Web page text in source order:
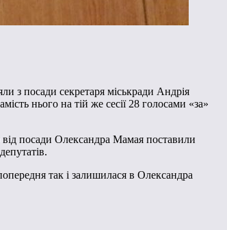
з посади секретаря міськради Андрія
нього на тій же сесії 28 голосами «за»
посади Олександра Мамая поставили
так і залишилася в Олександра